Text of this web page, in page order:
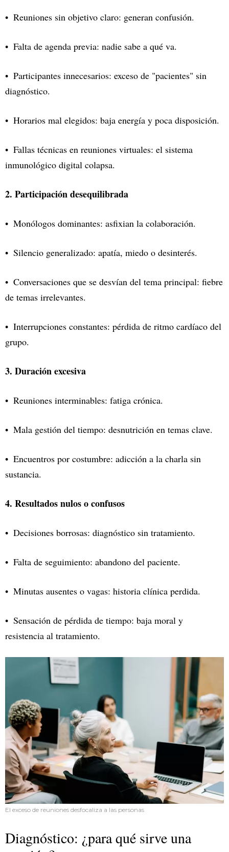
Reuniones sin objetivo claro: generan confusión.
Falta de agenda previa: nadie sabe a qué va.
Participantes innecesarios: exceso de "pacientes" sin
diagnóstico.
Horarios mal elegidos: baja energía y poca disposición.
Fallas técnicas en reuniones virtuales: el sistema
inmunológico digital colapsa.
2. Participación desequilibrada
Monólogos dominantes: asfixian la colaboración.
Silencio generalizado: apatía, miedo o desinterés.
Conversaciones que se desvían del tema principal: fiebre
de temas irrelevantes.
Interrupciones constantes: pérdida de ritmo cardíaco del
grupo.
3. Duración excesiva
Reuniones interminables: fatiga crónica.
Mala gestión del tiempo: desnutrición en temas clave.
Encuentros por costumbre: adicción a la charla sin
sustancia.
4. Resultados nulos o confusos
Decisiones borrosas: diagnóstico sin tratamiento.
Falta de seguimiento: abandono del paciente.
Minutas ausentes o vagas: historia clínica perdida.
Sensación de pérdida de tiempo: baja moral y
resistencia al tratamiento.
El exceso de reuniones desfocaliza a las personas
Diagnóstico: ¿para qué sirve una